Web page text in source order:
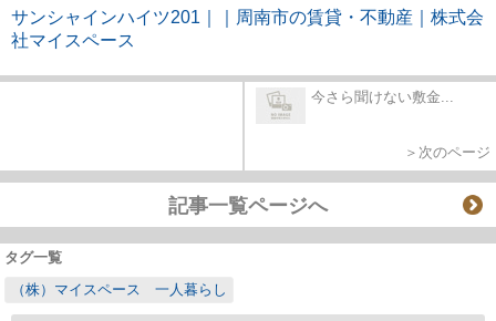
サンシャインハイツ201｜｜周南市の賃貸・不動産｜株式会
社マイスペース
今さら聞けない敷金...
＞次のページ
記事一覧ページへ
タグ一覧
（株）マイスペース 一人暮らし